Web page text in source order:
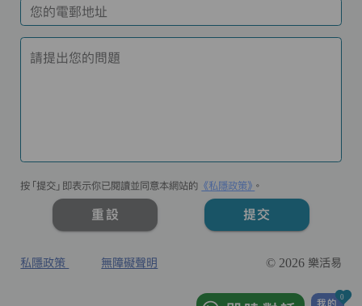
您的電郵地址
請提出您的問題
按「提交」即表示你已閱讀並同意本網站的 《私隱政策》 。
重設 提交
私隱政策 無障礙聲明 © 2026 樂活易
我的
0